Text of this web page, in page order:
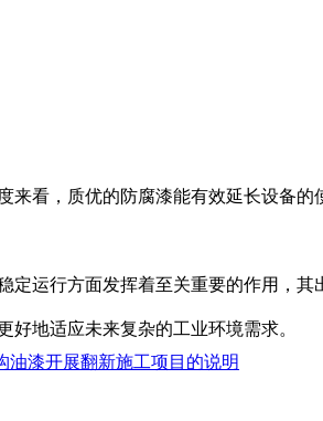
，质优的防腐漆能有效延长设备的
运行方面发挥着至关重要的作用，其
地适应未来复杂的工业环境需求。
油漆开展翻新施工项目的说明